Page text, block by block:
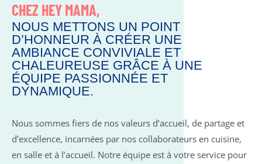
CHEZ HEY MAMA,
NOUS METTONS UN POINT
D’HONNEUR À CRÉER UNE
AMBIANCE CONVIVIALE ET
CHALEUREUSE GRÂCE À UNE
ÉQUIPE PASSIONNÉE ET
DYNAMIQUE.
Nous sommes fiers de nos valeurs d’accueil, de partage et
d’excellence, incarnées par nos collaborateurs en cuisine,
en salle et à l’accueil. Notre équipe est à votre service pour